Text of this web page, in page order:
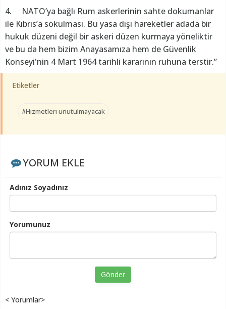
4. NATO’ya bağlı Rum askerlerinin sahte dokumanlar
ile Kıbrıs’a sokulması. Bu yasa dışı hareketler adada bir
hukuk düzeni değil bir askeri düzen kurmaya yöneliktir
ve bu da hem bizim Anayasamıza hem de Güvenlik
Konseyi'nin 4 Mart 1964 tarihli kararının ruhuna terstir.”
Etiketler
#Hizmetleri unutulmayacak
YORUM EKLE
Adınız Soyadınız
Yorumunuz
Gönder
< Yorumlar>